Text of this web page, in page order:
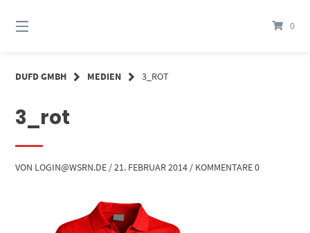
zum
Inhalt
0
DUFD GMBH MEDIEN 3_ROT
3_rot
VON LOGIN@WSRN.DE /21. FEBRUAR 2014 / KOMMENTARE 0